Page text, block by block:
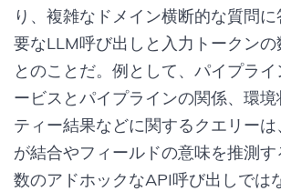
り、複雑なドメイン横断的な質問
要なLLM呼び出しと入力トークン
とのことだ。例として、パイプラ
ービスとパイプラインの関係、環境
ティー結果などに関するクエリーは
が結合やフィールドの意味を推測
数のアドホックなAPI呼び出しでは